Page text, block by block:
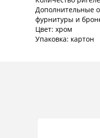
Дополнительные
фурнитуры и
Цвет: хром
Упаковка: картон